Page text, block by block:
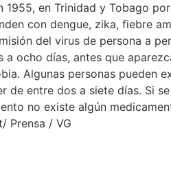
en Trinidad y Tobago
con dengue, zika, fiebre
del virus de persona a
ocho días, antes que
Algunas personas pueden
entre dos a siete días. Si
no existe algún
Prensa / VG